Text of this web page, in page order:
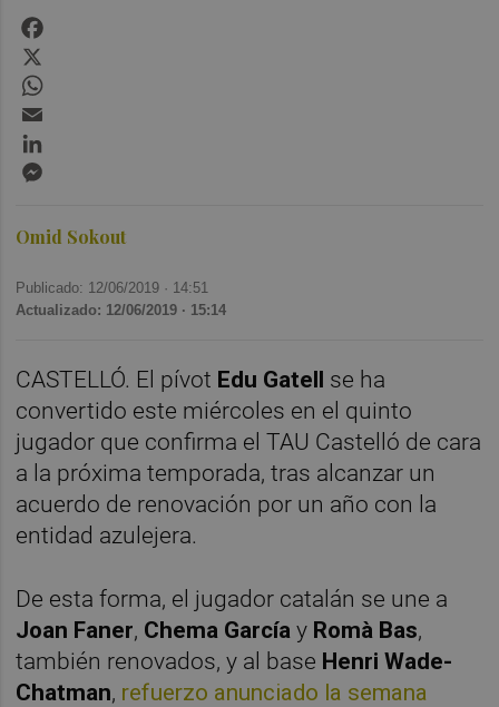
Omid Sokout
Publicado: 12/06/2019 · 14:51
Actualizado: 12/06/2019 · 15:14
CASTELLÓ. El pívot Edu Gatell se ha
convertido este miércoles en el quinto
jugador que confirma el TAU Castelló de cara
a la próxima temporada, tras alcanzar un
acuerdo de renovación por un año con la
entidad azulejera.
De esta forma, el jugador catalán se une a
Joan Faner, Chema García y Romà Bas,
también renovados, y al base Henri Wade-
Chatman, refuerzo anunciado la semana